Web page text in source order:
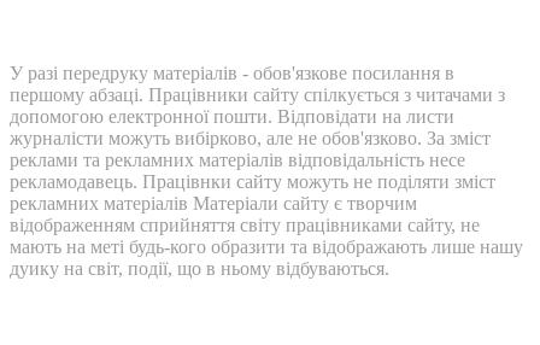
У разі передруку матеріалів - обов'язкове посилання в
першому абзаці. Працівники сайту спілкується з читачами з
допомогою електронної пошти. Відповідати на листи
журналісти можуть вибірково, але не обов'язково. За зміст
реклами та рекламних матеріалів відповідальність несе
рекламодавець. Працівнки сайту можуть не поділяти зміст
рекламних матеріалів Матеріали сайту є творчим
відображенням сприйняття світу працівниками сайту, не
мають на меті будь-кого образити та відображають лише нашу
дуику на світ, події, що в ньому відбуваються.